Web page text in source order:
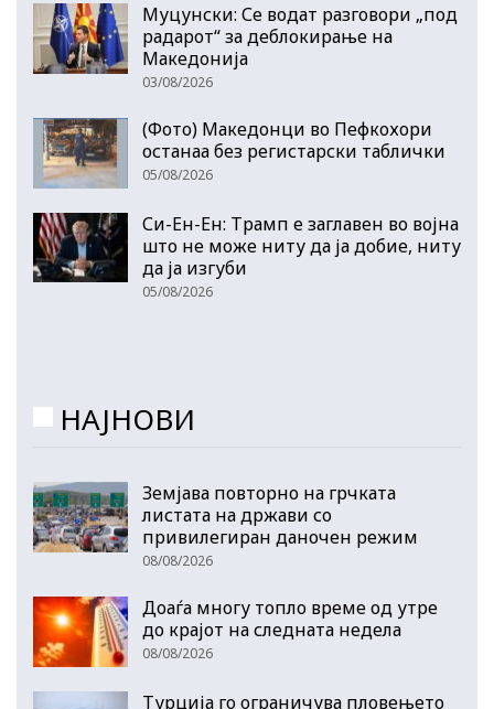
Муцунски: Се водат разговори „под
радарот“ за деблокирање на
Македонија
03/08/2026
(Фото) Македонци во Пефкохори
останаа без регистарски таблички
05/08/2026
Си-Ен-Ен: Трамп е заглавен во војна
што не може ниту да ја добие, ниту
да ја изгуби
05/08/2026
НАЈНОВИ
Земјава повторно на грчката
листата на држави со
привилегиран даночен режим
08/08/2026
Доаѓа многу топло време од утре
до крајот на следната недела
08/08/2026
Турција го ограничува пловењето